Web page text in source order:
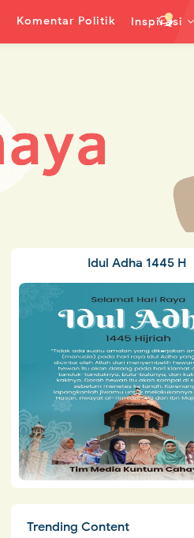
Komentar Politik Inspirasi
Idul Adha 1445 H
Trending Content